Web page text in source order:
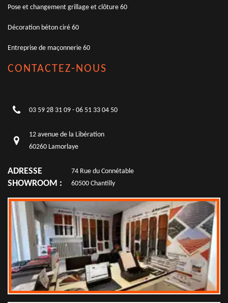
Pose et changement grillage et clôture 60
Décoration béton ciré 60
Entreprise de maçonnerie 60
CONTACTEZ-NOUS
03 59 28 31 09 - 06 51 33 04 50
12 avenue de la Libération
60260 Lamorlaye
ADRESSE
SHOWROOM :
74 Rue du Connétable
60500 Chantilly